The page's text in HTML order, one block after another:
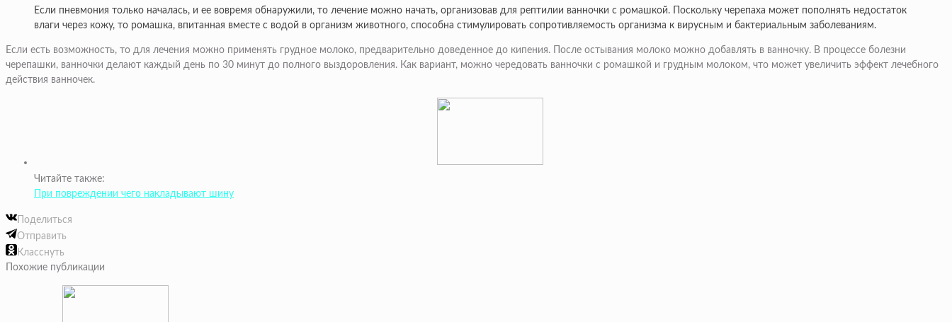
Если пневмония только началась, и ее вовремя обнаружили, то лечение можно начать, организовав для рептилии ванночки с ромашкой. Поскольку черепаха может пополнять недостаток
влаги через кожу, то ромашка, впитанная вместе с водой в организм животного, способна стимулировать сопротивляемость организма к вирусным и бактериальным заболеваниям.
Если есть возможность, то для лечения можно применять грудное молоко, предварительно доведенное до кипения. После остывания молоко можно добавлять в ванночку. В процессе болезни
черепашки, ванночки делают каждый день по 30 минут до полного выздоровления. Как вариант, можно чередовать ванночки с ромашкой и грудным молоком, что может увеличить эффект лечебного
действия ванночек.
Читайте также:
При повреждении чего накладывают шину
Поделиться
Отправить
Класснуть
Похожие публикации